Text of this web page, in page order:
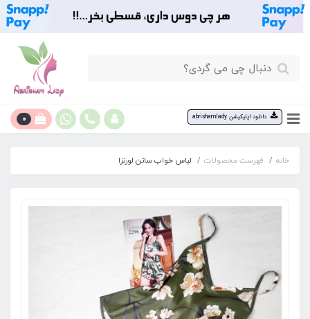
دانلود اپلیکیشن abrishamlady 0
خانه فهرست محصولات لباس خواب ساتن لورنزا